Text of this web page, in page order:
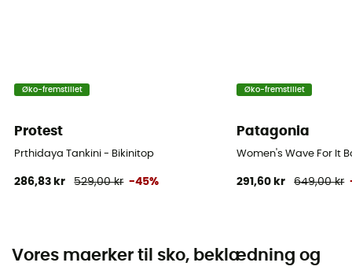
Øko-fremstillet
Protest
Prthidaya Tankini - Bikinitop
286,83 kr 529,00 kr -45%
Øko-fremstillet
Patagonia
Women's Wave For It
291,60 kr 649,00 kr
Vores maerker til sko, beklædning og